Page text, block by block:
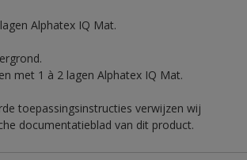
Alphatex IQ Mat.
met 1 à 2 lagen Alphatex IQ Mat.
toepassingsinstructies verwijzen wij
documentatieblad van dit product.